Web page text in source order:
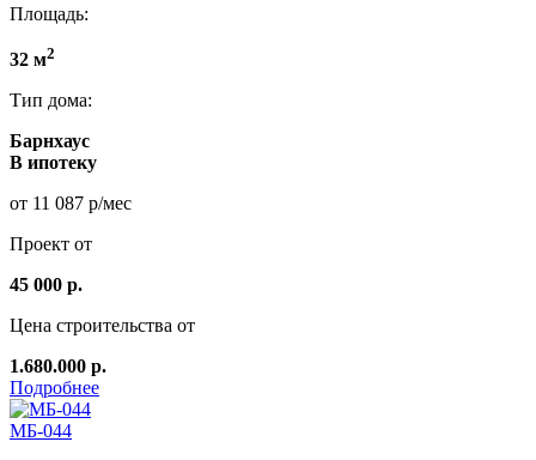
Площадь:
32 м2
Тип дома:
Барнхаус
В ипотеку
от 11 087 р/мес
Проект от
45 000 р.
Цена строительства от
1.680.000 р.
Подробнее
МБ-044